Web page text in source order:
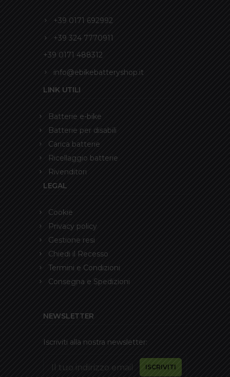
+39 0171 692992
+39 324 7770911
+39 0171 488312
info@ebikebatteryshop.it
LINK UTILI
Batterie e-bike
Batterie per disabili
Carica batterie
Ricellaggio batterie
Rivenditori
LEGAL
Cookie
Privacy policy
Gestione resi
Chiedi il Recesso
Termini e Condizioni
Consegna e Spedizioni
NEWSLETTER
Iscriviti alla nostra newsletter: